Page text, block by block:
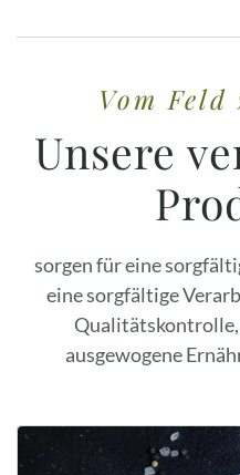
Vom
Unsere
sorgen für eine
eine sorgfältige
Qualitätskontrolle,
ausgewogene